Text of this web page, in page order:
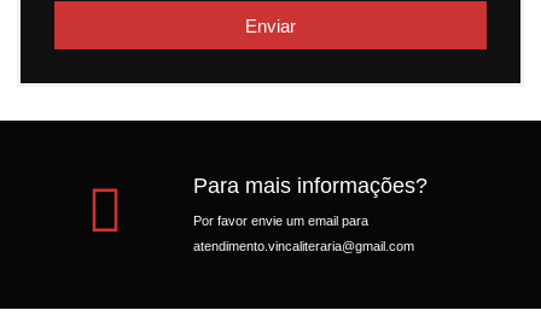
Enviar
Para mais informações?
Por favor envie um email para
atendimento.vincaliteraria@gmail.com